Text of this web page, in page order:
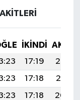
İKINDI
17:19
20:42
17:18
20:41
17:18
20:40